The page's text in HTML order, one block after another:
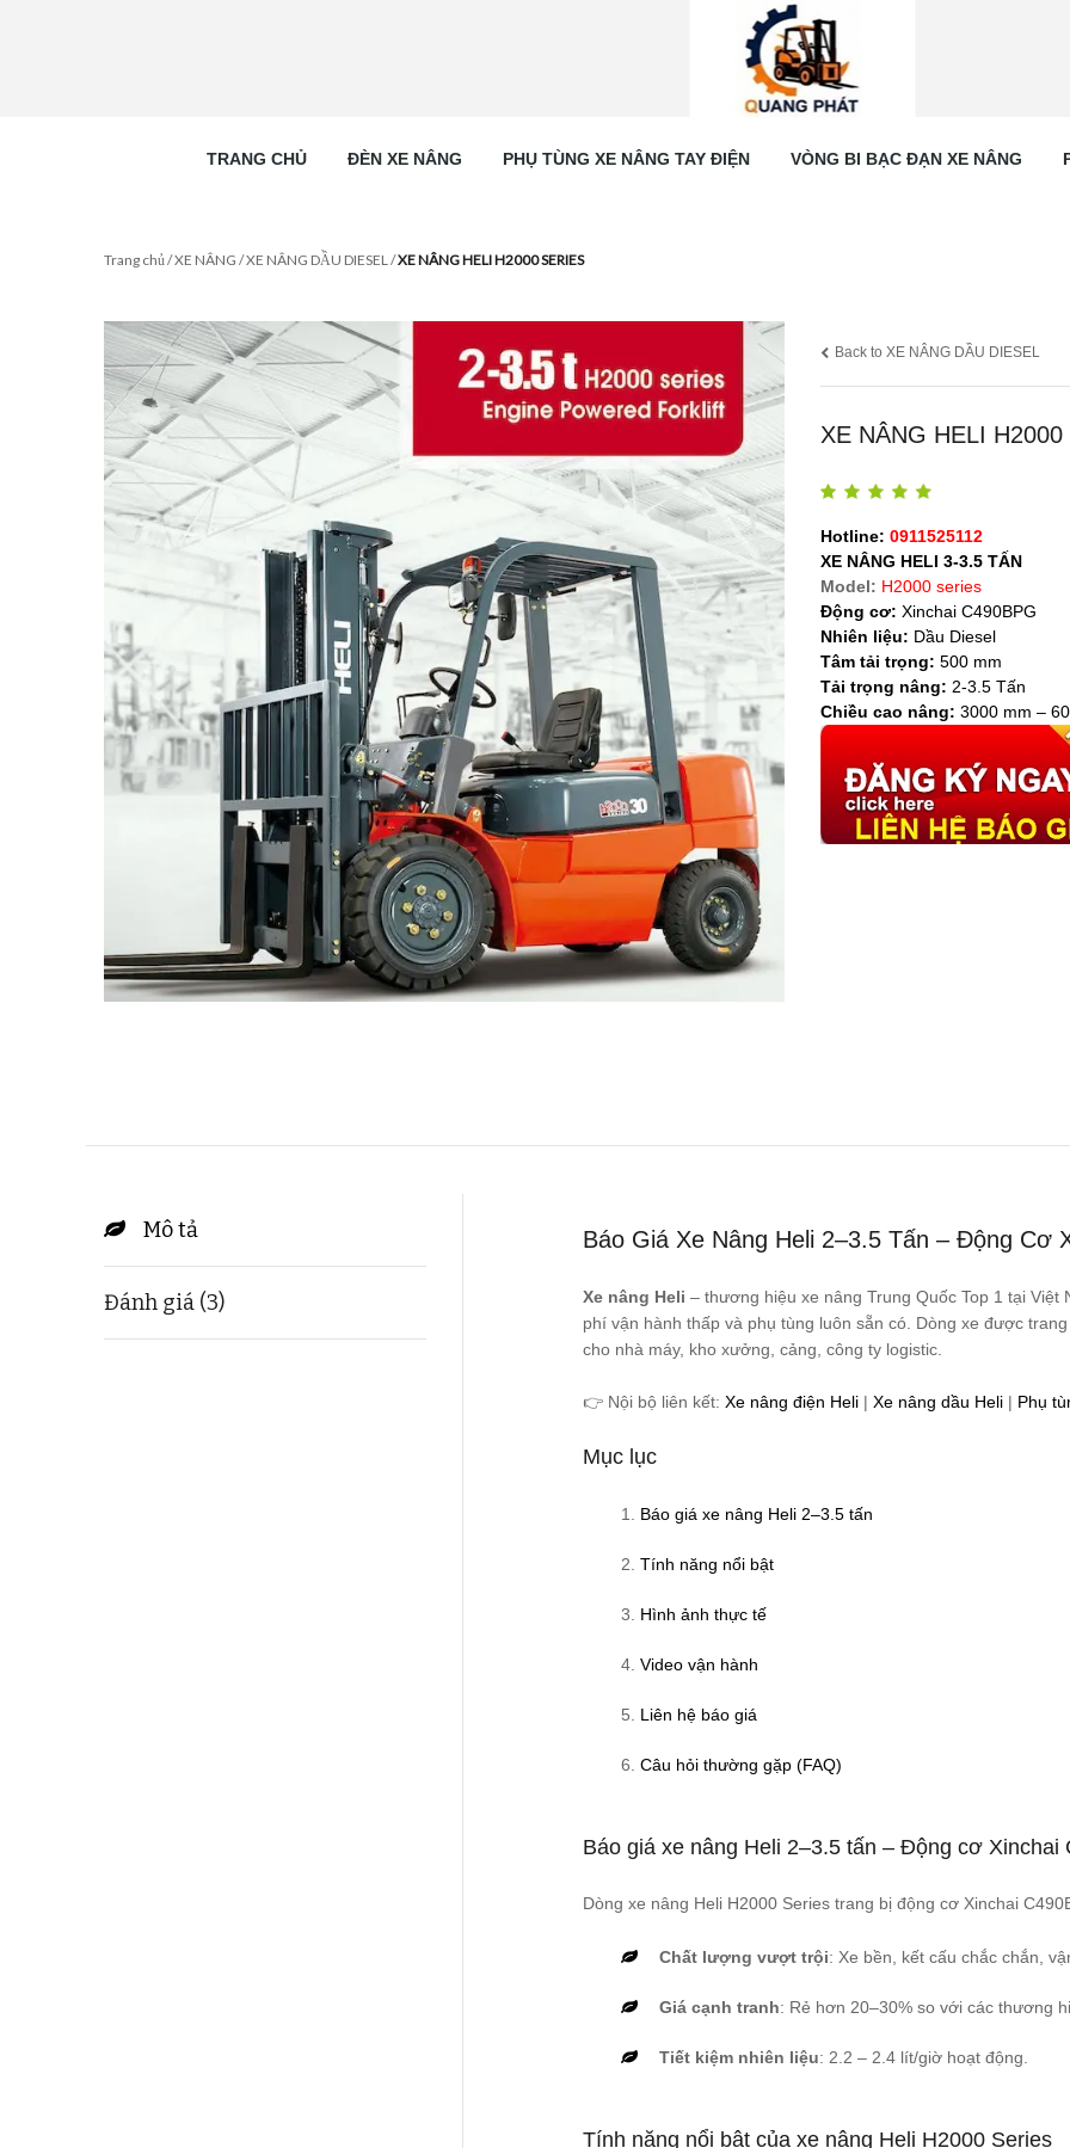
TRANG CHỦ ĐÈN XE NÂNG PHỤ TÙNG XE NÂNG TAY ĐIỆN VÒNG BI BẠC ĐẠN XE NÂNG
Trang chủ/XE NÂNG /XE NÂNG DẦU DIESEL/XE NÂNG HELI H2000 SERIES
Back to XE NÂNG DẦU DIESEL
XE NÂNG HELI H2000
Hotline: 0911525112
XE NÂNG HELI 3-3.5 TẤN
Model: H2000 series
Động cơ: Xinchai C490BPG
Nhiên liệu: Dầu Diesel
Tâm tải trọng: 500 mm
Tải trọng nâng: 2-3.5 Tấn
Chiều cao nâng: 3000 mm –
Mô tả
Đánh giá (3)
Báo Giá Xe Nâng Heli 2–3.5 Tấn – Động Cơ
Xe nâng Heli – thương hiệu xe nâng Trung Quốc Top 1 tại
phí vận hành thấp và phụ tùng luôn sẵn có. Dòng xe được
cho nhà máy, kho xưởng, cảng, công ty logistic.
👉 Nội bộ liên kết: Xe nâng điện Heli | Xe nâng dầu Heli | Phụ
Mục lục
Báo giá xe nâng Heli 2–3.5 tấn
Tính năng nổi bật
Hình ảnh thực tế
Video vận hành
Liên hệ báo giá
Câu hỏi thường gặp (FAQ)
Báo giá xe nâng Heli 2–3.5 tấn – Động cơ Xinchai
Dòng xe nâng Heli H2000 Series trang bị động cơ Xinchai
Chất lượng vượt trội: Xe bền, kết cấu chắc chắn,
Giá cạnh tranh: Rẻ hơn 20–30% so với các thương
Tiết kiệm nhiên liệu: 2.2 – 2.4 lít/giờ hoạt động.
Tính năng nổi bật của xe nâng Heli H2000 Series